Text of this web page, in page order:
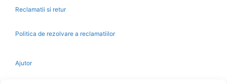
Reclamatii si retur
Politica de rezolvare a reclamatiilor
Ajutor